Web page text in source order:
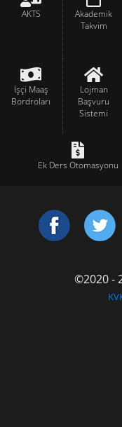
AKTS
Akademik
Takvim
İşçi Maaş
Bordroları
Lojman
Başvuru
Sistemi
Ek Ders Otomasyonu
©2020 -